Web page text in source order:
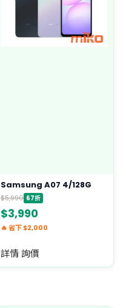
Samsung A07 4/128G
$5,990 67折
$3,990
🔥 省下 $2,000
詳情 詢價